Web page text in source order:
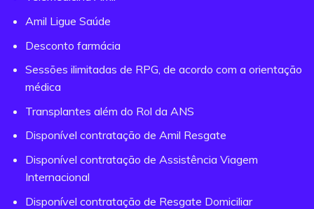
Amil Ligue Saúde
Desconto farmácia
Sessões ilimitadas de RPG, de acordo com a orientação
médica
Transplantes além do Rol da ANS
Disponível contratação de Amil Resgate
Disponível contratação de Assistência Viagem
Internacional
Disponível contratação de Resgate Domiciliar